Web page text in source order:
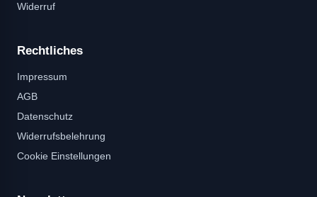
Widerruf
Rechtliches
Impressum
AGB
Datenschutz
Widerrufsbelehrung
Cookie Einstellungen